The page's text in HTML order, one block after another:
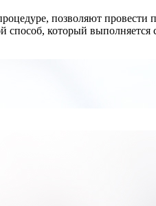
позволяют
способ, который выполняется